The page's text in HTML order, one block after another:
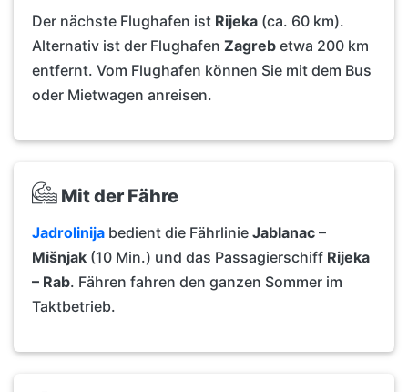
Der nächste Flughafen ist Rijeka (ca. 60 km).
Alternativ ist der Flughafen Zagreb etwa 200 km
entfernt. Vom Flughafen können Sie mit dem Bus
oder Mietwagen anreisen.
Mit der Fähre
Jadrolinija bedient die Fährlinie Jablanac –
Mišnjak (10 Min.) und das Passagierschiff Rijeka
– Rab. Fähren fahren den ganzen Sommer im
Taktbetrieb.